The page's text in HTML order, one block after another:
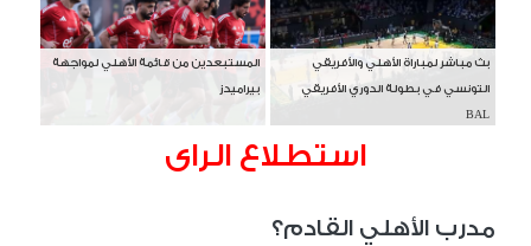
بث مباشر لمباراة الأهلي والأفريقي
التونسي في بطولة الدوري الأفريقي
BAL
المستبعدين من قائمة الأهلي لمواجهة
بيراميدز
استطلاع الراى
مدرب الأهلي القادم؟